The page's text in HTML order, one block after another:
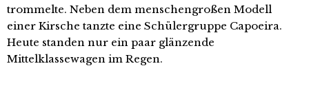
trommelte. Neben dem menschengroßen Modell
einer Kirsche tanzte eine Schülergruppe Capoeira.
Heute standen nur ein paar glänzende
Mittelklassewagen im Regen.